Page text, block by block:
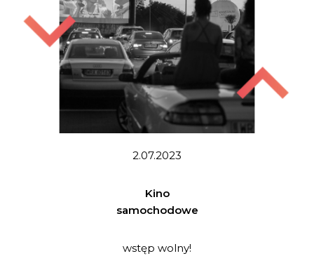
2.07.2023
Kino
samochodowe
wstęp wolny!